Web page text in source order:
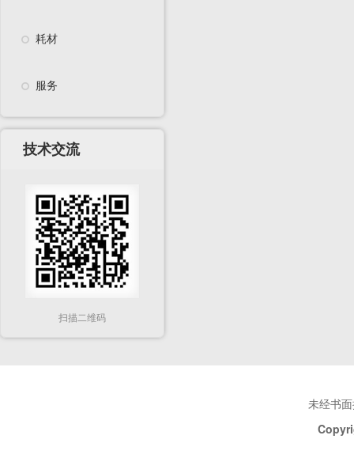
耗材
服务
技术交流
扫描二维码
未经书